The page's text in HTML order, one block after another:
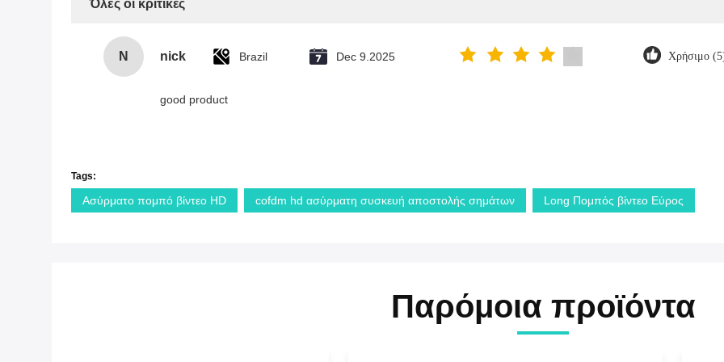
Όλες οι κριτικές
N nick Brazil Dec 9.2025 Χρήσιμο
good product
Tags:
Ασύρματο πομπό βίντεο HD cofdm hd ασύρματη συσκευή αποστολής σημάτων Long Πομπός βίντεο Εύρος
Παρόμοια προϊόντα